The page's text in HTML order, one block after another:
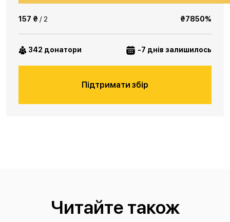
157 ₴ / 2 ₴7850%
342 донатори -7 днів залишилось
Підтримати збір
Читайте також